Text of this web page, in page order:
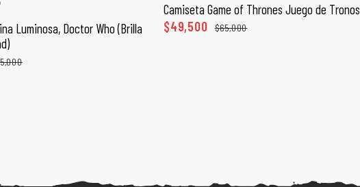
OPCIONES
Luminosa, Doctor Who (Brilla
SELECCIONAR OPCIONES
Camiseta Game of Thrones Juego de Tronos
$65,000
$49,500